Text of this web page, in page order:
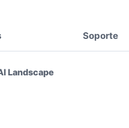
Soporte
Landscape